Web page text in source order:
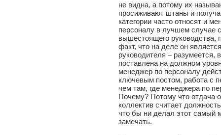
не видна, а потому их
просиживают штаны и
категории часто относят и
персоналу в лучшем случае
вышестоящего руководства,
факт, что на деле он
руководителя –
поставлена на должном
менеджер по персоналу
ключевым постом, работа с
чем там, где менеджера по
Почему? Потому что отдача
коллектив считает
что бы ни делал этот самый
замечать.